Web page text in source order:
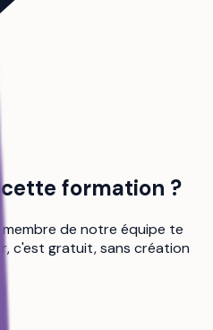
formation ?
de notre équipe te
c'est gratuit, sans création